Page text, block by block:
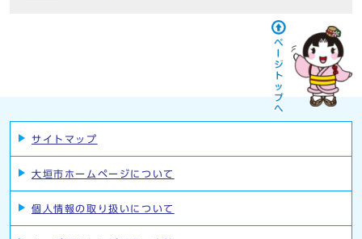
サイトマップ
大垣市ホームページについて
個人情報の取り扱いについて